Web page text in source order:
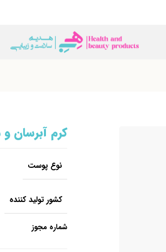
کرم آبرسان
نوع پوست
کشور تولید کننده
شماره مجوز